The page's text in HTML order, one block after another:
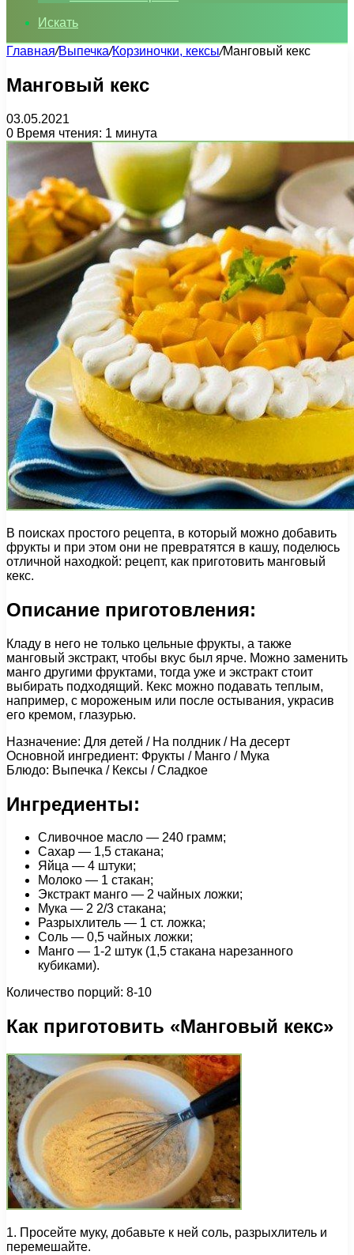
Искать
Главная/Выпечка/Корзиночки, кексы/Манговый кекс
Манговый кекс
03.05.2021
0 Время чтения: 1 минута
В поисках простого рецепта, в который можно добавить
фрукты и при этом они не превратятся в кашу, поделюсь
отличной находкой: рецепт, как приготовить манговый
кекс.
Описание приготовления:
Кладу в него не только цельные фрукты, а также
манговый экстракт, чтобы вкус был ярче. Можно заменить
манго другими фруктами, тогда уже и экстракт стоит
выбирать подходящий. Кекс можно подавать теплым,
например, с мороженым или после остывания, украсив
его кремом, глазурью.
Назначение: Для детей / На полдник / На десерт
Основной ингредиент: Фрукты / Манго / Мука
Блюдо: Выпечка / Кексы / Сладкое
Ингредиенты:
Сливочное масло — 240 грамм;
Сахар — 1,5 стакана;
Яйца — 4 штуки;
Молоко — 1 стакан;
Экстракт манго — 2 чайных ложки;
Мука — 2 2/3 стакана;
Разрыхлитель — 1 ст. ложка;
Соль — 0,5 чайных ложки;
Манго — 1-2 штук (1,5 стакана нарезанного
кубиками).
Количество порций: 8-10
Как приготовить «Манговый кекс»
1. Просейте муку, добавьте к ней соль, разрыхлитель и
перемешайте.